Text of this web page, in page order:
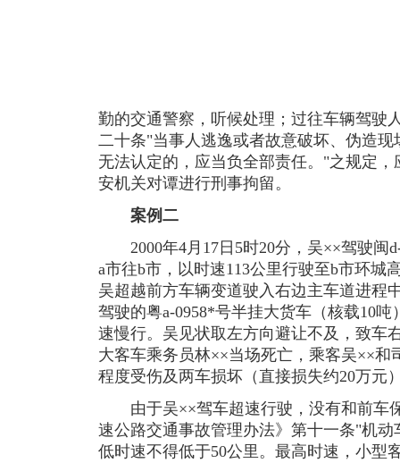
勤的交通警察，听候处理；过往车辆驾驶
二十条"当事人逃逸或者故意破坏、伪造
无法认定的，应当负全部责任。"之规定
安机关对谭进行刑事拘留。
案例二
2000年4月17日5时20分，吴××驾驶闽
a市往b市，以时速113公里行驶至b市环城
吴超越前方车辆变道驶入右边主车道进程
驾驶的粤a-0958*号半挂大货车（核载10
速慢行。吴见状取左方向避让不及，致车
大客车乘务员林××当场死亡，乘客吴××和
程度受伤及两车损坏（直接损失约20万元
由于吴××驾车超速行驶，没有和前车
速公路交通事故管理办法》第十一条"机
低时速不得低于50公里。最高时速，小型